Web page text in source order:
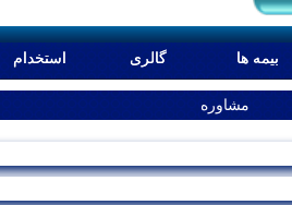
بیمه ها گالری استخدام
مشاوره